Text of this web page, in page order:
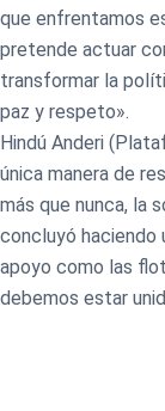
que enfrentamos
pretende actuar
transformar la
paz y respeto».
Hindú Anderi
única manera de
más que nunca, la
concluyó haciendo
apoyo como las
debemos estar